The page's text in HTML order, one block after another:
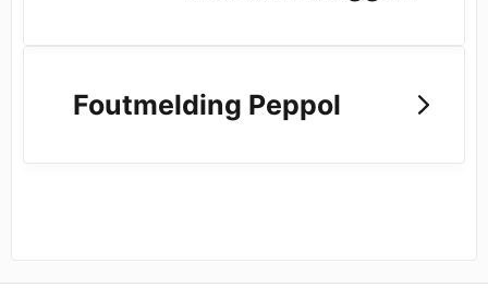
Foutmelding Peppol